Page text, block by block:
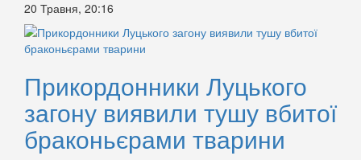
20 Травня, 20:16
Прикордонники Луцького
загону виявили тушу вбитої
браконьєрами тварини